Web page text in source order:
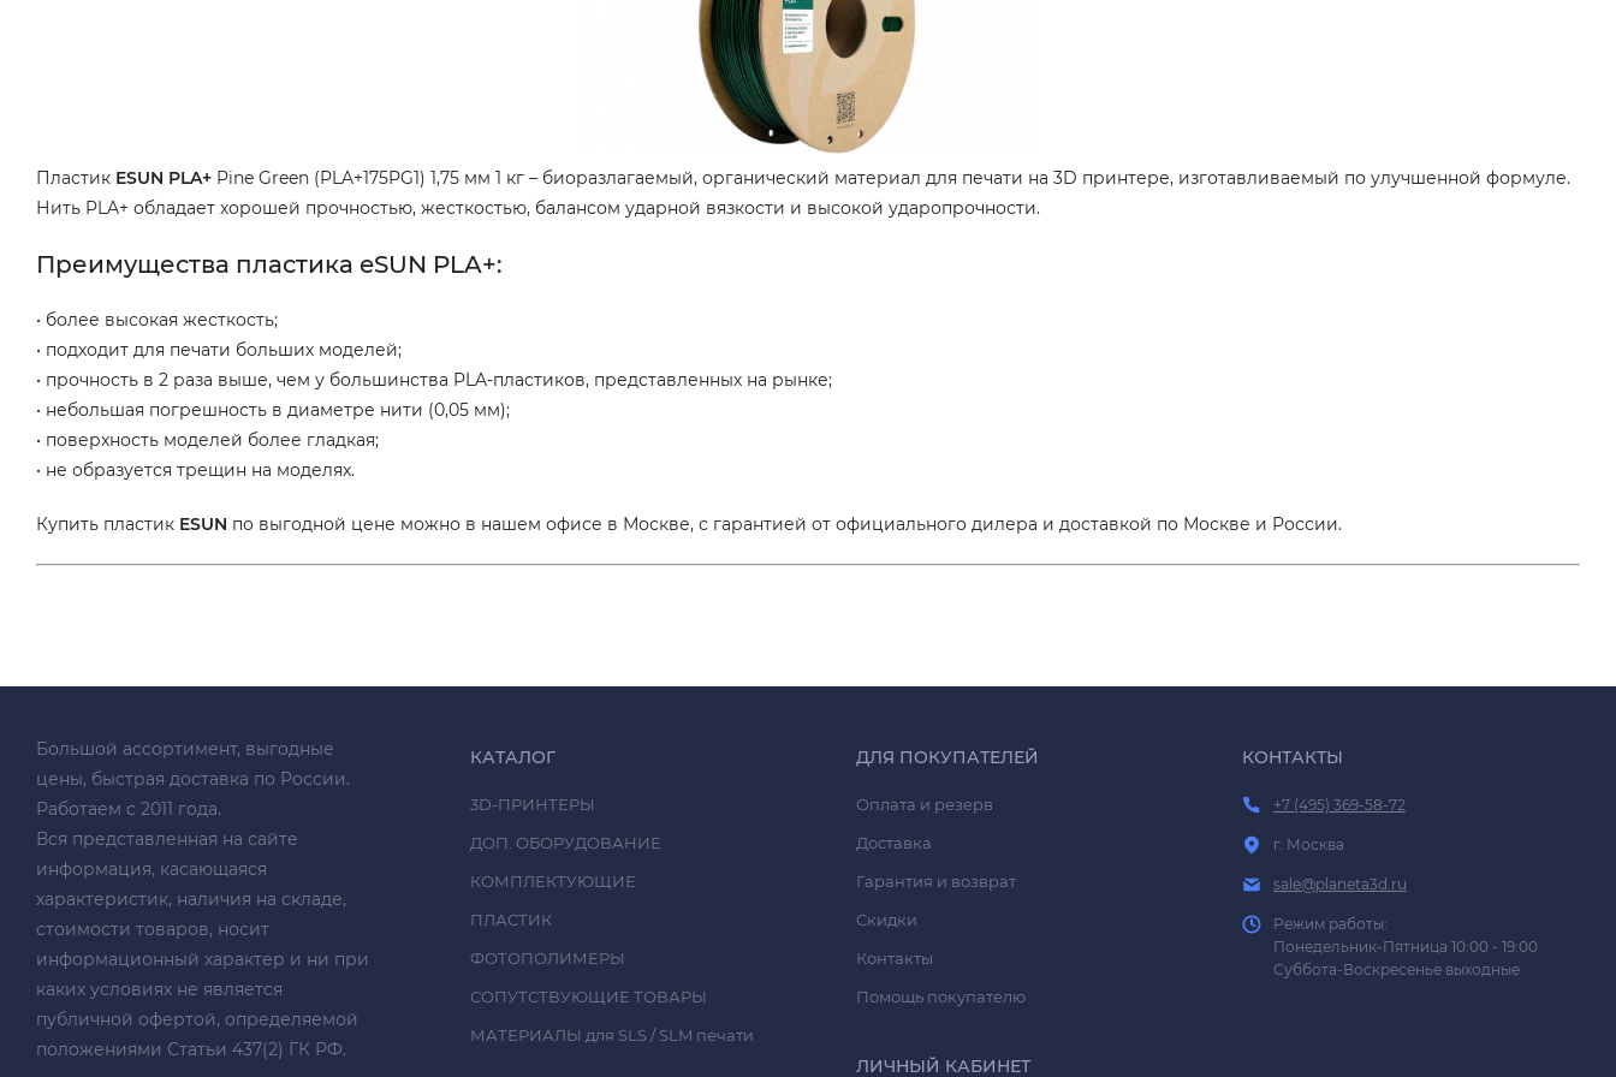
Пластик ESUN PLA+ Pine Green (PLA+175PG1) 1,75 мм 1 кг – биоразлагаемый, органический материал для печати на 3D принтере, изготавливаемый по улучшенной формуле.
Нить PLA+ обладает хорошей прочностью, жесткостью, балансом ударной вязкости и высокой ударопрочности.
Преимущества пластика eSUN PLA+:
• более высокая жесткость;
• подходит для печати больших моделей;
• прочность в 2 раза выше, чем у большинства PLA-пластиков, представленных на рынке;
• небольшая погрешность в диаметре нити (0,05 мм);
• поверхность моделей более гладкая;
• не образуется трещин на моделях.
Купить пластик ESUN по выгодной цене можно в нашем офисе в Москве, с гарантией от официального дилера и доставкой по Москве и России.
Большой ассортимент, выгодные
цены, быстрая доставка по России.
Работаем с 2011 года.
Вся представленная на сайте
информация, касающаяся
характеристик, наличия на складе,
стоимости товаров, носит
информационный характер и ни при
каких условиях не является
публичной офертой, определяемой
положениями Статьи 437(2) ГК РФ.
КАТАЛОГ
3D-ПРИНТЕРЫ
ДОП. ОБОРУДОВАНИЕ
КОМПЛЕКТУЮЩИЕ
ПЛАСТИК
ФОТОПОЛИМЕРЫ
СОПУТСТВУЮЩИЕ ТОВАРЫ
МАТЕРИАЛЫ для SLS / SLM печати
ДЛЯ ПОКУПАТЕЛЕЙ
Оплата и резерв
Доставка
Гарантия и возврат
Скидки
Контакты
Помощь покупателю
ЛИЧНЫЙ КАБИНЕТ
КОНТАКТЫ
+7 (495) 369-58-72
г. Москва
sale@planeta3d.ru
Режим работы:
Понедельник-Пятница 10:00 - 19:00
Суббота-Воскресенье выходные